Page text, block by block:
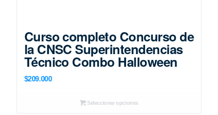
Curso completo Concurso de
la CNSC Superintendencias
Técnico Combo Halloween
$209.000
Seleccionar opciones